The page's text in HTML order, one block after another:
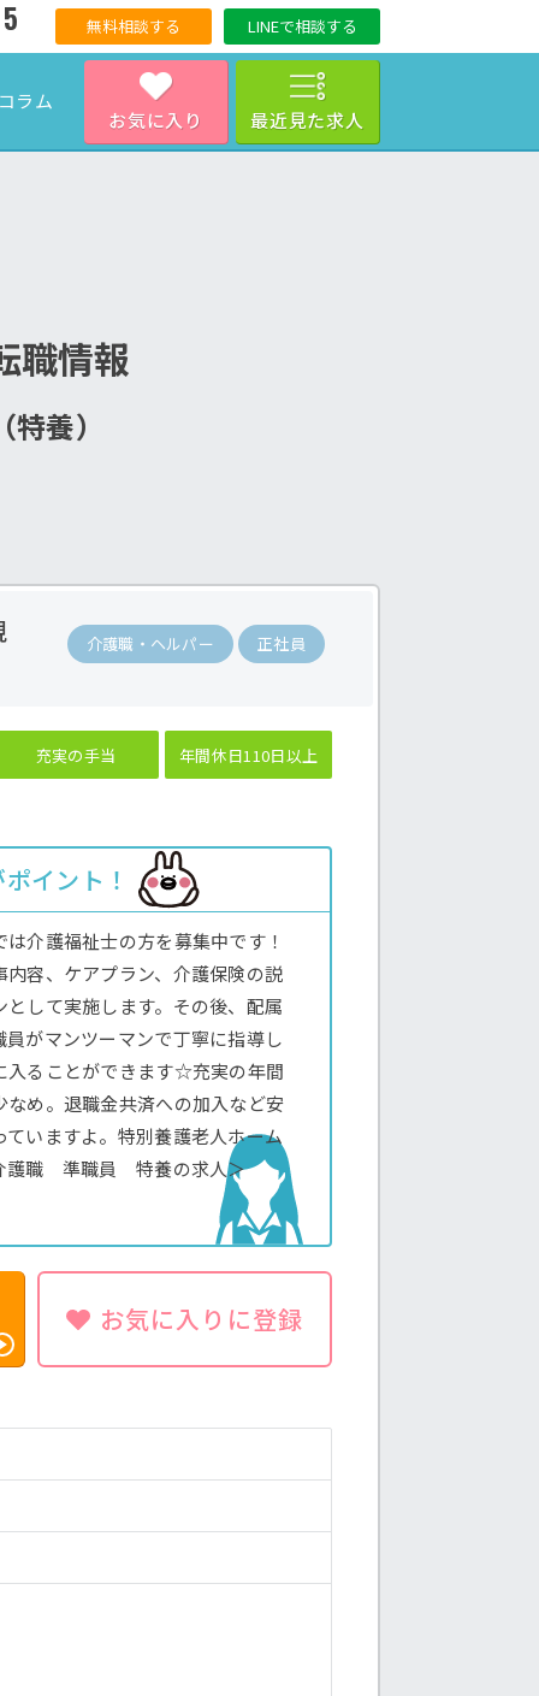
お気に入り 最近見た求人
無料相談する LINEで相談する
ラム
職情報
養）
介護職・ヘルパー 正社員
充実の手当 年間休日110日以上
イント！
介護福祉士の方を募集中です！
容、ケアプラン、介護保険の説
して実施します。その後、配属
がマンツーマンで丁寧に指導し
入ることができます☆充実の年間
め。退職金共済への加入など安
いますよ。特別養護老人ホーム
護職 準職員 特養の求人＞
お気に入りに登録